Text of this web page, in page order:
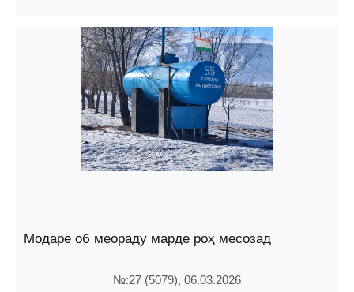
Модаре об меораду марде роҳ месозад
№:27 (5079), 06.03.2026